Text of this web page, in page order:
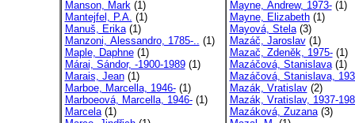
Manson, Mark(1)
Mantejfel, P.A. (1)
Manuš, Erika(1)
Manzoni, Alessandro, 1785-.. (1)
Maple, Daphne(1)
Márai, Sándor, -1900-1989(1)
Marais, Jean(1)
Marboe, Marcella, 1946-(1)
Marboeová, Marcella, 1946-(1)
Marcela(1)
Mayne, Andrew, 1973-(1)
Mayne, Elizabeth(1)
Mayová, Stela(3)
Mazáč, Jaroslav(1)
Mazač, Zdeněk, 1975-(1)
Mazáčová, Stanislava(1)
Mazáčová, Stanislava,
Mazák, Vratislav(2)
Mazák, Vratislav, 1937-
Mazáková, Zuzana(3)